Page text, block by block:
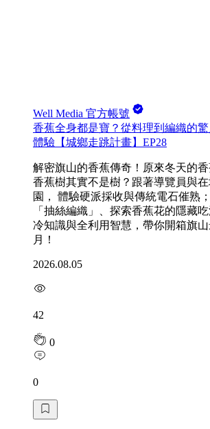
Well Media 官方帳號
香蕉全身都是寶？從料理到編織的
體驗【城鄉走跳計畫】EP28
解密旗山的香蕉傳奇！原來冬天的
香蕉樹其實不是樹？跟著導覽員與
園， 體驗硬派採收與傳統電石催熟
「抽絲編織」、探索香蕉花的隱藏
冷知識與全利用智慧，帶你開箱旗
月！
2026.08.05
42
0
0